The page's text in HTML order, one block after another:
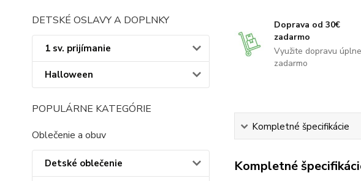
DETSKÉ OSLAVY A DOPLNKY
1 sv. prijímanie
Halloween
POPULÁRNE KATEGÓRIE
Oblečenie a obuv
Detské oblečenie
Doprava od 30€
zadarmo
Využite dopravu úplne
zadarmo
Kompletné špecifikácie
Kompletné